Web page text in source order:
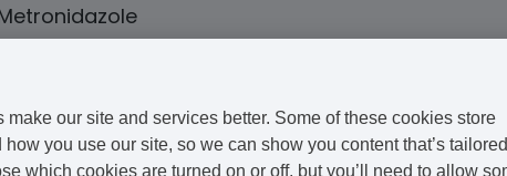
Metronidazol ist ein Antibiotikum mit einer Vielzahl von
von Ärzten zur Behandlung einer Anzahl von bakteriellen und
(z.B. Trichomoniasis) benutzt.
Vivami.co wissen wir, dass einige Arten von Infektionen,
our site and services better. Some of these cookies store
you use our site, so we can show you content that’s
which cookies are turned on or off, but you’ll need to allow